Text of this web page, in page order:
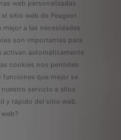
web personalizadas
sitio web de Peugeot
a las necesidades
son importantes para
automáticamente
cookies nos permiten
que mejor se
servicio a ellos
y rápido del sitio web.